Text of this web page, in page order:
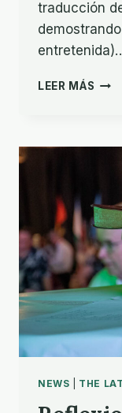
traducción
LEER MÁS LA
DE
Y
EL
NEWS THE